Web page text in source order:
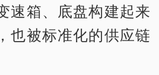
速箱、底盘构建起来
也被标准化的供应链